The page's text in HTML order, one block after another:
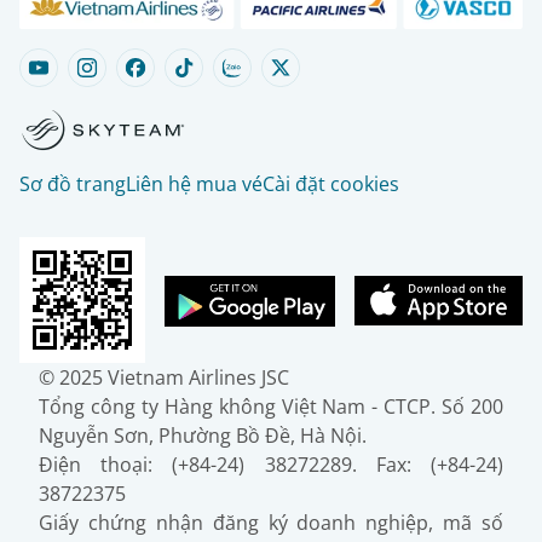
Sơ đồ trangLiên hệ mua véCài đặt cookies
© 2025 Vietnam Airlines JSC
Tổng công ty Hàng không Việt Nam - CTCP. Số 200
Nguyễn Sơn, Phường Bồ Đề, Hà Nội.
Điện thoại: (+84-24) 38272289. Fax: (+84-24)
38722375
Giấy chứng nhận đăng ký doanh nghiệp, mã số